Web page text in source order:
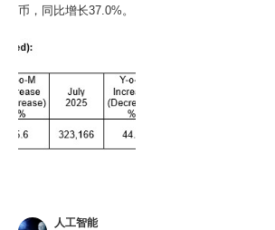
币，同比增长37.0%。
人工智能